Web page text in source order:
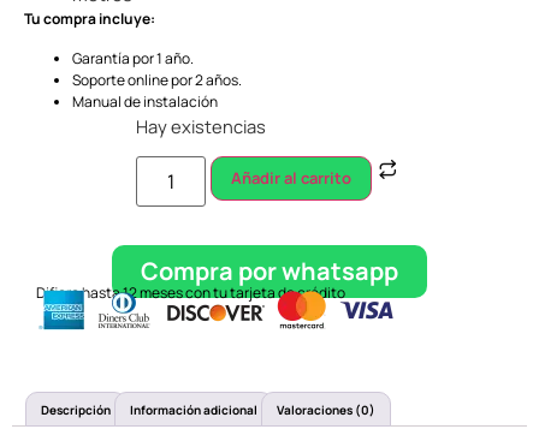
Tu compra incluye:
Garantía por 1 año.
Soporte online por 2 años.
Manual de instalación
Hay existencias
Añadir al carrito
Compra por whatsapp
Difiere hasta 12 meses con tu tarjeta de crédito
Descripción Información adicional Valoraciones (0)